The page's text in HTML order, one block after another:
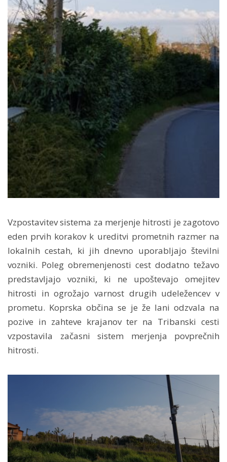
Vzpostavitev sistema za merjenje hitrosti je zagotovo
eden prvih korakov k ureditvi prometnih razmer na
lokalnih cestah, ki jih dnevno uporabljajo številni
vozniki. Poleg obremenjenosti cest dodatno težavo
predstavljajo vozniki, ki ne upoštevajo omejitev
hitrosti in ogrožajo varnost drugih udeležencev v
prometu. Koprska občina se je že lani odzvala na
pozive in zahteve krajanov ter na Tribanski cesti
vzpostavila začasni sistem merjenja povprečnih
hitrosti.